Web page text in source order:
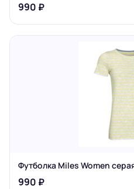
990 ₽
Футболка Miles Women
990 ₽